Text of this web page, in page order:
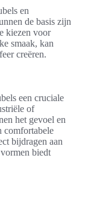
en
de basis zijn
kiezen voor
smaak, kan
creëren.
een cruciale
of
het gevoel en
comfortabele
bijdragen aan
biedt